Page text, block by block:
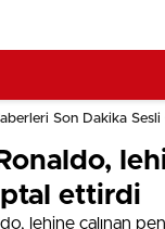
Son Dakika
ettirdi